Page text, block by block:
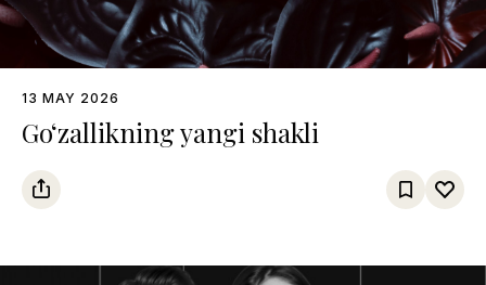
13 MAY 2026
Go‘zallikning yangi shakli